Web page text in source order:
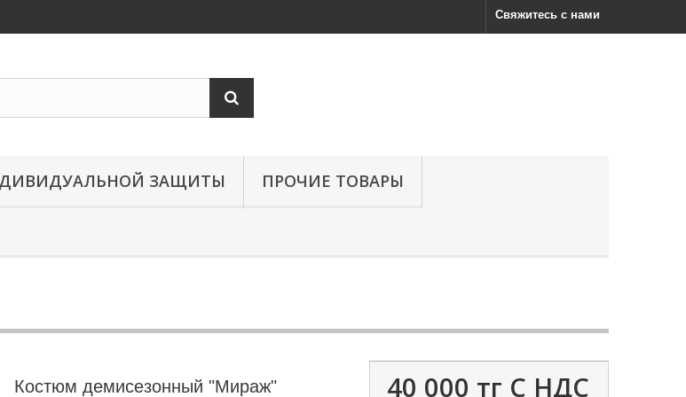
Свяжитесь с нами
ЗАЩИТЫ ПРОЧИЕ ТОВАРЫ
Костюм демисезонный "Мираж" 40 000 тг С НДС